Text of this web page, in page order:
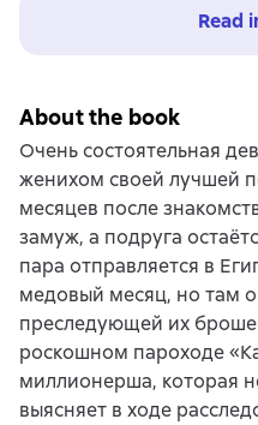
Read
About the book
Очень состоятельная
женихом своей лучшей
месяцев после
замуж, а подруга
пара отправляется в
медовый месяц, но там
преследующей их
роскошном пароходе
миллионерша, которая
выясняет в ходе